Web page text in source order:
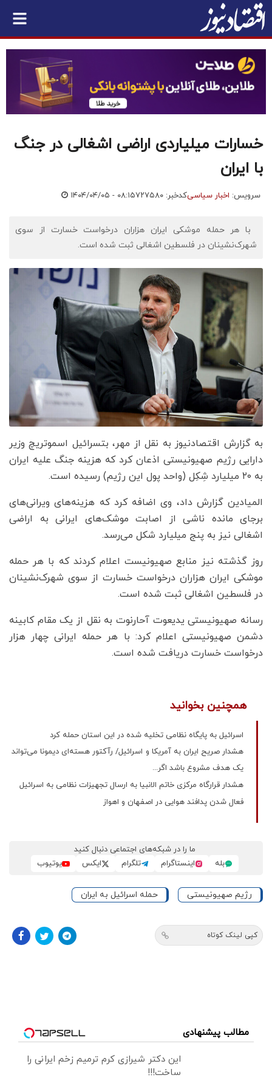
خسارات میلیاردی اراضی اشغالی در جنگ
با ایران
سرویس: اخبار سیاسیکدخبر: ۷۲۷۵۸۰ ۱۴۰۴/۰۴/۰۵ - ۰۸:۱۵
​ با هر حمله موشکی ایران هزاران درخواست خسارت از سوی
شهرک‌نشینان در فلسطین اشغالی ثبت شده است.
به گزارش اقتصادنیوز به نقل از مهر، بتسرائیل اسموتریچ وزیر
دارایی رژیم صهیونیستی اذعان کرد که هزینه جنگ علیه ایران
به ۲۰ میلیارد شِکِل (واحد پول این رژیم) رسیده است.
المیادین گزارش داد، وی اضافه کرد که هزینه‌های ویرانی‌های
برجای مانده ناشی از اصابت موشک‌های ایرانی به اراضی
اشغالی نیز به پنج میلیارد شکل می‌رسد.
روز گذشته نیز منابع صهیونیست اعلام کردند که با هر حمله
موشکی ایران هزاران درخواست خسارت از سوی شهرک‌نشینان
در فلسطین اشغالی ثبت شده است.
رسانه صهیونیستی یدیعوت آحارنوت به نقل از یک مقام کابینه
دشمن صهیونیستی اعلام کرد: با هر حمله ایرانی چهار هزار
درخواست خسارت دریافت شده است.
همچنین بخوانید
اسرائیل به پایگاه نظامی تخلیه شده در این استان حمله کرد
هشدار صریح ایران به آمریکا و اسرائیل/ رآکتور هسته‌ای دیمونا می‌تواند
یک هدف مشروع باشد اگر...
هشدار قرارگاه مرکزی خاتم الانبیا به ارسال تجهیزات نظامی به اسرائیل
فعال شدن پدافند هوایی در اصفهان و اهواز
ما را در شبکه‌های اجتماعی دنبال کنید
بله
اینستاگرام تلگرام ایکس یوتیوب
رژیم صهیونیستی حمله اسرائیل به ایران
کپی لینک کوتاه
مطالب پیشنهادی
این دکتر شیرازی کرم ترمیم زخم ایرانی را
ساخت!!!